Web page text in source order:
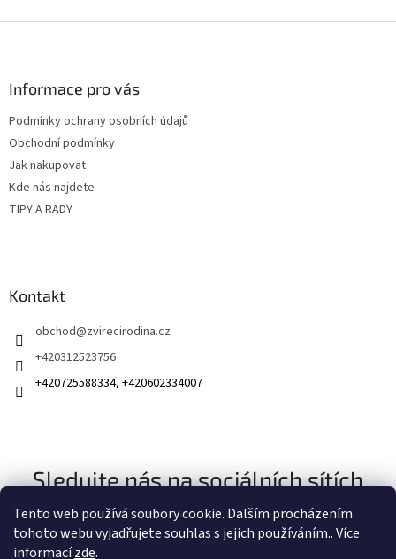
Tento web používá soubory cookie. Dalším procházením
tohoto webu vyjadřujete souhlas s jejich používáním.. Více
informacízde.
Informace pro vás
Podmínky ochrany osobních údajů
Obchodní podmínky
Jak nakupovat
Kde nás najdete
TIPY A RADY
Kontakt
obchod@zvirecirodina.cz
+420312523756
+420725588334, +420602334007
Sledujte nás na sociálních sítích